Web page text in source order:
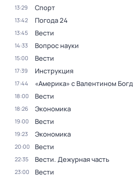
13:29 Спорт
13:42 Погода 24
13:45 Вести
14:33 Вопрос науки
15:00 Вести
17:39 Инструкция
17:44 «Америка» с Валентином
18:00 Вести
18:26 Экономика
19:00 Вести
19:23 Экономика
20:00 Вести
22:35 Вести. Дежурная часть
23:00 Вести